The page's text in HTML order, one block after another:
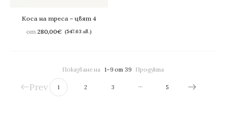
Коса на треса – цвят 4
от 280,00€ (547.63 лв.)
Показване на 1–9 от 39 Продукта
Prev 1 2 3 … 5